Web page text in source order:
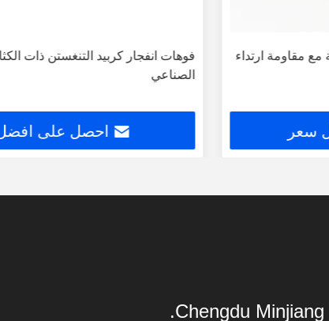
مع مقاومة ارتداء
سعر
فوهات انفجار كربيد التنغستن ذات
الصناعي
احصل على
Chengdu Minjiang